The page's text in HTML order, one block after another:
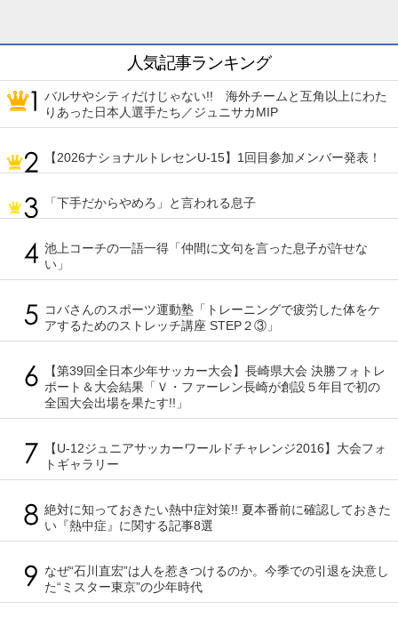
人気記事ランキング
バルサやシティだけじゃない!! 海外チームと互角以上にわた
りあった日本人選手たち／ジュニサカMIP
【2026ナショナルトレセンU-15】1回目参加メンバー発表！
「下手だからやめろ」と言われる息子
池上コーチの一語一得「仲間に文句を言った息子が許せな
い」
コバさんのスポーツ運動塾「トレーニングで疲労した体をケ
アするためのストレッチ講座 STEP２③」
【第39回全日本少年サッカー大会】長崎県大会 決勝フォトレ
ポート＆大会結果「Ｖ・ファーレン長崎が創設５年目で初の
全国大会出場を果たす!!」
【U-12ジュニアサッカーワールドチャレンジ2016】大会フォ
トギャラリー
絶対に知っておきたい熱中症対策!! 夏本番前に確認しておきた
い『熱中症』に関する記事8選
なぜ“石川直宏”は人を惹きつけるのか。今季での引退を決意し
た“ミスター東京”の少年時代